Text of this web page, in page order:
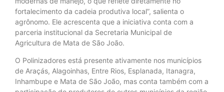
fortalecimento da cadeia produtiva local”, salienta o
agrônomo. Ele acrescenta que a iniciativa conta com a
parceria institucional da Secretaria Municipal de
Agricultura de Mata de São João.
O Polinizadores está presente ativamente nos municípios
de Araçás, Alagoinhas, Entre Rios, Esplanada, Itanagra,
Inhambupe e Mata de São João, mas conta também com a